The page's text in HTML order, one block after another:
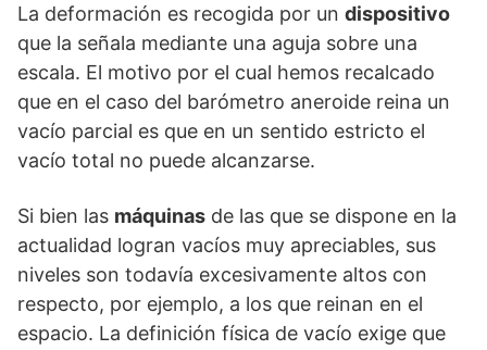
La deformación es recogida por un dispositivo
que la señala mediante una aguja sobre una
escala. El motivo por el cual hemos recalcado
que en el caso del barómetro aneroide reina un
vacío parcial es que en un sentido estricto el
vacío total no puede alcanzarse.
Si bien las máquinas de las que se dispone en la
actualidad logran vacíos muy apreciables, sus
niveles son todavía excesivamente altos con
respecto, por ejemplo, a los que reinan en el
espacio. La definición física de vacío exige que